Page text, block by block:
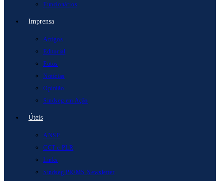
Funcionários
Imprensa
Artigos
Editorial
Fotos
Notícias
Opinião
Sindseg em Ação
Úteis
ANSP
CCT e PLR
Links
Sindseg PR/MS Newsletter